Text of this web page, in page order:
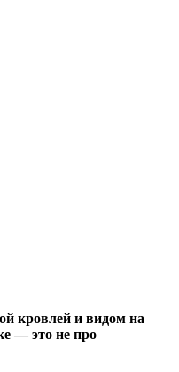
кровлей и видом на
— это не про